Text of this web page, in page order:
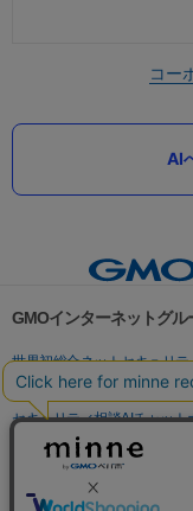
コー
AI
GMOインターネットグ
世界初総合ネットセキュリテ
パスワード漏洩診断
Web
セキュリティ相談AIチャット
実在証明・盗聴対策
サイバー攻撃対策（GMO Flatt